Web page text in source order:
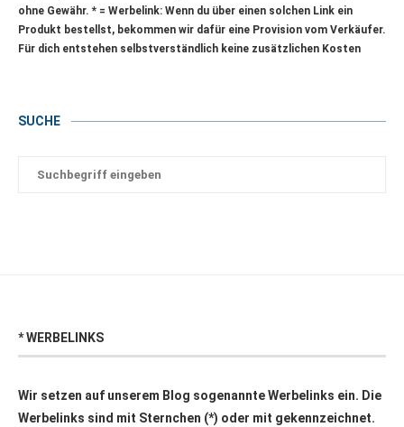
ohne Gewähr. * = Werbelink: Wenn du über einen solchen Link ein
Produkt bestellst, bekommen wir dafür eine Provision vom Verkäufer.
Für dich entstehen selbstverständlich keine zusätzlichen Kosten
SUCHE
* WERBELINKS
Wir setzen auf unserem Blog sogenannte Werbelinks ein. Die
Werbelinks sind mit Sternchen (*) oder mit gekennzeichnet.